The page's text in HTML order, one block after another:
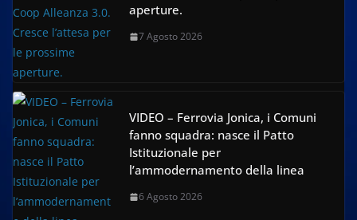
aperture.
7 Agosto 2026
VIDEO – Ferrovia Jonica, i Comuni
fanno squadra: nasce il Patto
Istituzionale per
l’ammodernamento della linea
6 Agosto 2026